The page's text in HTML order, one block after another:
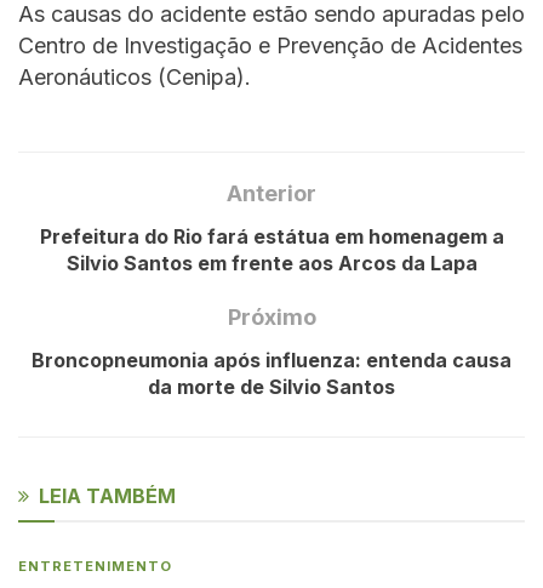
As causas do acidente estão sendo apuradas pelo
Centro de Investigação e Prevenção de Acidentes
Aeronáuticos (Cenipa).
Anterior
Prefeitura do Rio fará estátua em homenagem a
Silvio Santos em frente aos Arcos da Lapa
Próximo
Broncopneumonia após influenza: entenda causa
da morte de Silvio Santos
LEIA TAMBÉM
ENTRETENIMENTO